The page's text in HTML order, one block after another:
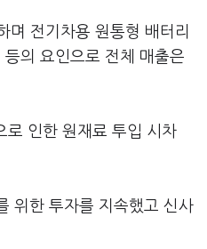
전기차용 원통형 배터리
의 요인으로 전체 매출은
로 인한 원재료 투입 시차
위한 투자를 지속했고 신사